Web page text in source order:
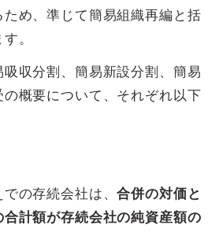
め、準じて簡易組織再編と括
。
収分割、簡易新設分割、簡易
概要について、それぞれ以下
の存続会社は、合併の対価と
合計額が存続会社の純資産額の